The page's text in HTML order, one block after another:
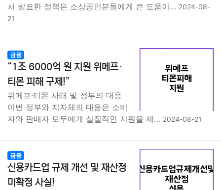
서 발표한 정책은 소상공인분들에게 큰 도움이… 2024-08-
21
금융
“1조 6000억 원 지원 위메프·
티몬 피해 구제!”
위메프·티몬 사태 및 정부의 대응
이번 정부와 지자체의 대응은 소비
자와 판매자 모두에게 실질적인 지원을 제… 2024-08-21
금융
신용카드업 규제 개선 및 재산정
미확정 사실!